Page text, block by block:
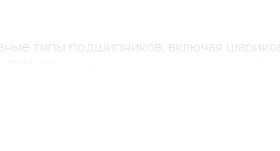
типы подшипников, включая